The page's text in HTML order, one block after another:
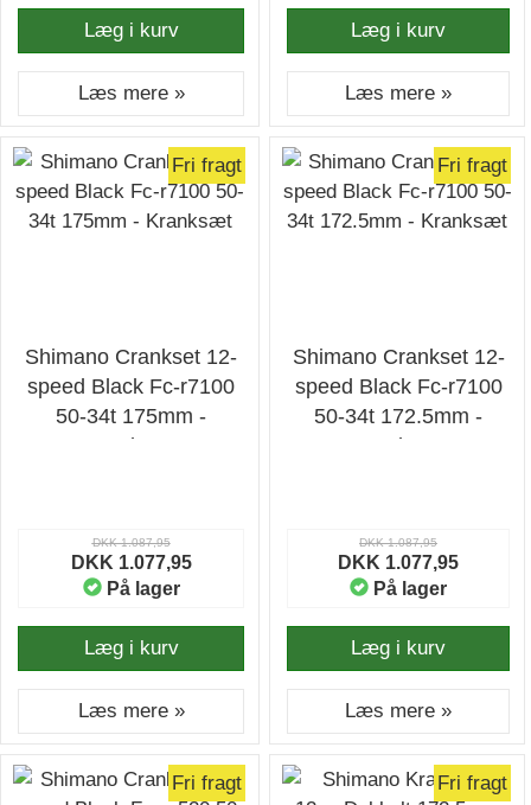
Læg i kurv
Læs mere »
Læg i kurv
Læs mere »
Fri fragt
Shimano Crankset 12-
speed Black Fc-r7100
50-34t 175mm -
Kranksæt
DKK 1.087,95
DKK 1.077,95
På lager
Læg i kurv
Læs mere »
Fri fragt
Shimano Crankset 12-
speed Black Fc-r7100
50-34t 172.5mm -
Kranksæt
DKK 1.087,95
DKK 1.077,95
På lager
Læg i kurv
Læs mere »
Fri fragt Fri fragt